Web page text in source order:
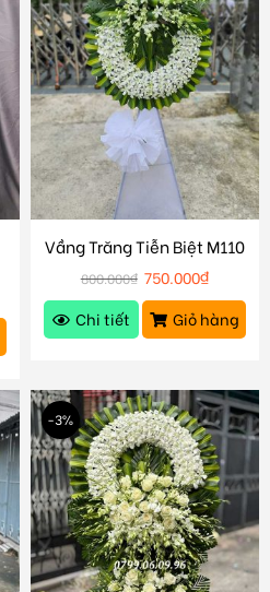
Vầng Trăng Tiễn Biệt M110
800.000₫ 750.000₫
Chi tiết
Giỏ hàng
-3%